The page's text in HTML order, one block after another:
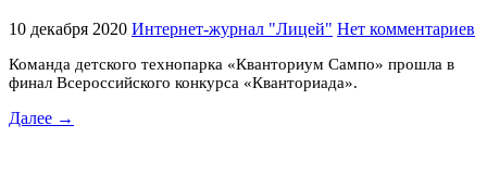
10 декабря 2020 Интернет-журнал "Лицей" Нет комментариев
Команда детского технопарка «Кванториум Сампо» прошла в
финал Всероссийского конкурса «Кванториада».
Далее →